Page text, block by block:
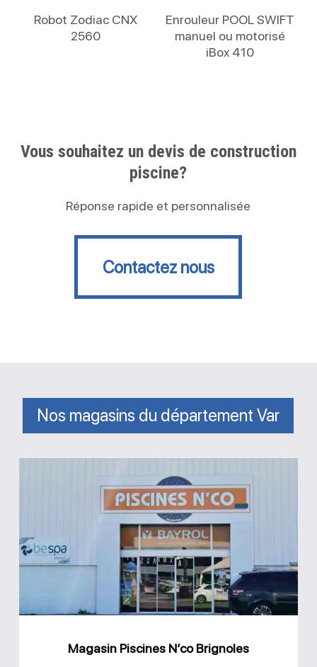
Robot Zodiac CNX
2560
Enrouleur POOL SWIFT
manuel ou motorisé
iBox 410
Vous souhaitez un devis de construction
piscine?
Réponse rapide et personnalisée
Contactez nous
Contactez nous
Nos magasins du département Var
Piscines
N’co
Brignoles
Magasin Piscines N’co Brignoles